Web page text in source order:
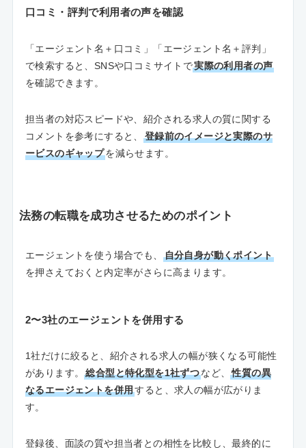
口コミ・評判で利用者の声を確認
「エージェント名＋口コミ」「エージェント名＋評判」
で検索すると、SNSや口コミサイトで実際の利用者の声
を確認できます。
担当者の対応スピードや、紹介される求人の質に関する
コメントを参考にすると、
登録前のイメージと実際のサ
ービスのギャップを減らせます。
法務の転職を成功させるためのポイント
エージェントを使う場合でも、
自分自身が動くポイント
を押さえておくと内定率がさらに高まります。
2〜3社のエージェントを併用する
1社だけに絞ると、紹介される求人の幅が狭くなる可能性
があります。総合型と特化型を1社ずつなど、性質の異
なるエージェントを併用すると、求人の幅が広がりま
す。
登録後、面談の質や担当者との相性を比較し、最終的に